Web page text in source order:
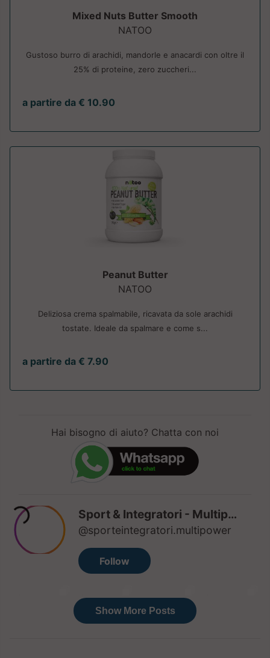
Mixed Nuts Butter Smooth
NATOO
Gustoso burro di arachidi, mandorle e anacardi con oltre il
25% di proteine, zero zuccheri...
a partire da € 10.90
Peanut Butter
NATOO
Deliziosa crema spalmabile, ricavata da sole arachidi
tostate. Ideale da spalmare e come s...
a partire da € 7.90
Hai bisogno di aiuto? Chatta con noi